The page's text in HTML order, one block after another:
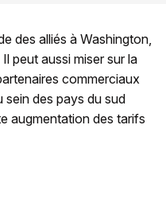
des alliés à Washington,
peut aussi miser sur la
commerciaux
sein des pays du sud
augmentation des tarifs